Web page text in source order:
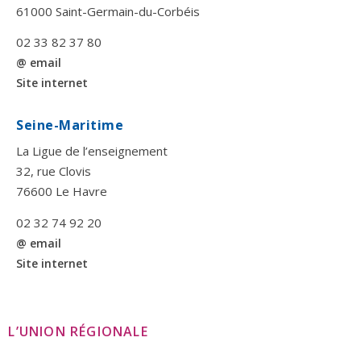
61000 Saint-Germain-du-Corbéis
02 33 82 37 80
@ email
Site internet
Seine-Maritime
La Ligue de l’enseignement
32, rue Clovis
76600 Le Havre
02 32 74 92 20
@ email
Site internet
L’UNION RÉGIONALE